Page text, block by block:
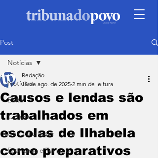
Post
Notícias
Edital
Cidade
Cultura e Lazer
Economia e Turismo
Notícias
Causos e lendas são
trabalhados em
escolas de Ilhabela
como preparativos
Redação
18 de ago. de 2025 2 min de leitura